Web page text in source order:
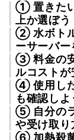
① 置きた
上か選ぼう
② 水ボトル
ーサーバー
③ 料金の安
ルコストが
④ 使用し
も確認しよ
⑤ 自分の
や受け取り
⑥ 加熱殺